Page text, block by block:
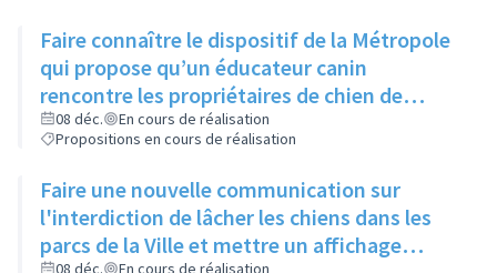
Faire connaître le dispositif de la Métropole
qui propose qu’un éducateur canin
rencontre les propriétaires de chien de
moins d’un an pour leur expliquer les
principaux signaux, via un article dans le
Rilliard et/ou le Facebook de la ville
08 déc.
En cours de réalisation
Propositions en cours de réalisation
Faire une nouvelle communication sur
l'interdiction de lâcher les chiens dans les
parcs de la Ville et mettre un affichage
08 déc.
En cours de réalisation